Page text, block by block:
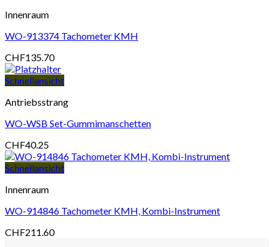
Innenraum
WO-913374 Tachometer KMH
CHF135.70
Schnellansicht
Antriebsstrang
WO-WSB Set-Gummimanschetten
CHF40.25
Schnellansicht
Innenraum
WO-914846 Tachometer KMH, Kombi-Instrument
CHF211.60